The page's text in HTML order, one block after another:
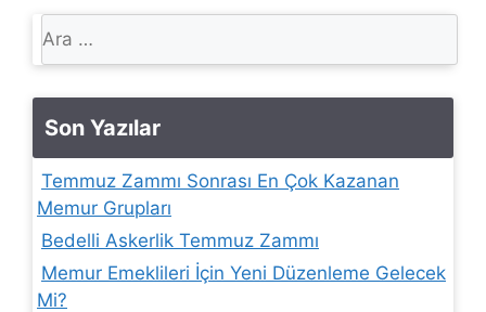
ara
Son Yazılar
Temmuz Zammı Sonrası En Çok Kazanan
Memur Grupları
Bedelli Askerlik Temmuz Zammı
Memur Emeklileri İçin Yeni Düzenleme Gelecek
Mi?